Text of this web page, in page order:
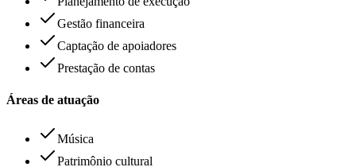
Gestão financeira
Captação de apoiadores
Prestação de contas
Áreas de atuação
Música
Patrimônio cultural